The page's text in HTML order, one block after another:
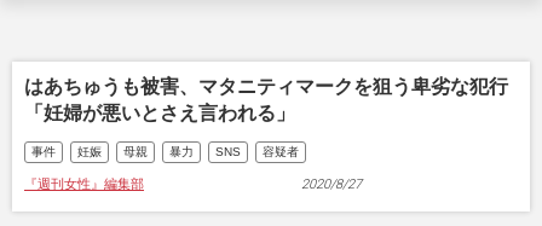
はあちゅうも被害、マタニティマークを狙う卑劣な犯行
「妊婦が悪いとさえ言われる」
事件 妊娠 母親 暴力 SNS 容疑者
『週刊女性』編集部 2020/8/27